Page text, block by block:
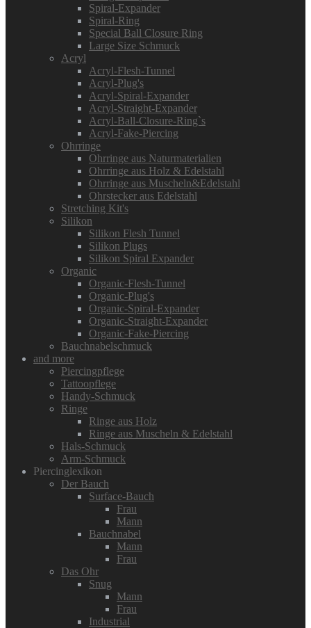
Spiral-Expander
Spiral-Ring
Special Ball Closure Ring
Large Size Schmuck
Acryl
Acryl-Flesh-Tunnel
Acryl-Plug's
Acryl-Spiral-Expander
Acryl-Straight-Expander
Acryl-Ball-Closure-Ring`s
Acryl-Fake-Piercing
Ohrringe
Ohrringe aus Naturmaterialien
Ohrringe aus Holz & Edelstahl
Ohrringe aus Muscheln&Edelstahl
Ohrstecker aus Edelstahl
Stretching Kit's
Silikon
Silikon Flesh Tunnel
Silikon Plugs
Silikon Spiral Expander
Organic
Organic-Flesh-Tunnel
Organic-Plug's
Organic-Spiral-Expander
Organic-Straight-Expander
Organic-Fake-Piercing
Bauchnabelschmuck
and more
Piercingpflege
Tattoopflege
Handy-Schmuck
Ringe
Ringe aus Holz
Ringe aus Muscheln & Edelstahl
Hals-Schmuck
Arm-Schmuck
Piercinglexikon
Der Bauch
Surface-Bauch
Frau
Mann
Bauchnabel
Mann
Frau
Das Ohr
Snug
Mann
Frau
Industrial